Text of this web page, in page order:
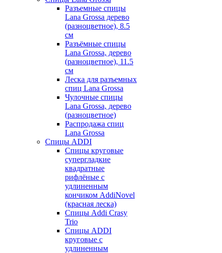
Разъемные спицы
Lana Grossa дерево
(разноцветное), 8.5
см
Разъёмные спицы
Lana Grossa, дерево
(разноцветное), 11.5
см
Леска для разъемных
спиц Lana Grossa
Чулочные спицы
Lana Grossa, дерево
(разноцветное)
Распродажа спиц
Lana Grossa
Спицы ADDI
Спицы круговые
супергладкие
квадратные
рифлёные с
удлиненным
кончиком AddiNovel
(красная леска)
Спицы Addi Crasy
Trio
Спицы ADDI
круговые с
удлиненным